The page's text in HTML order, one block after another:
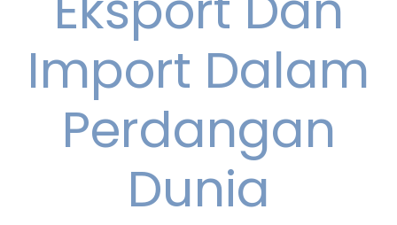
Import Dalam
Perdangan
Dunia